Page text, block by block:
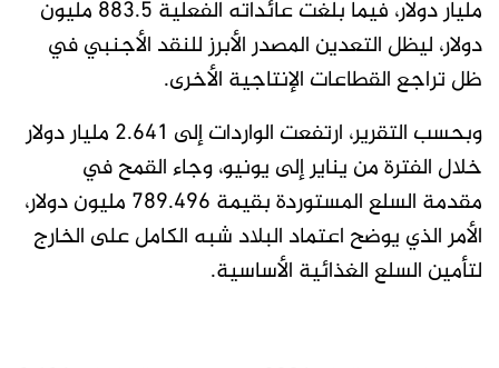
مليار دولار، فيما بلغت عائداته الفعلية 883.5 مليون
دولار، ليظل التعدين المصدر الأبرز للنقد الأجنبي في
ظل تراجع القطاعات الإنتاجية الأخرى.
وبحسب التقرير، ارتفعت الواردات إلى 2.641 مليار دولار
خلال الفترة من يناير إلى يونيو، وجاء القمح في
مقدمة السلع المستوردة بقيمة 789.496 مليون دولار،
الأمر الذي يوضح اعتماد البلاد شبه الكامل على الخارج
لتأمين السلع الغذائية الأساسية.